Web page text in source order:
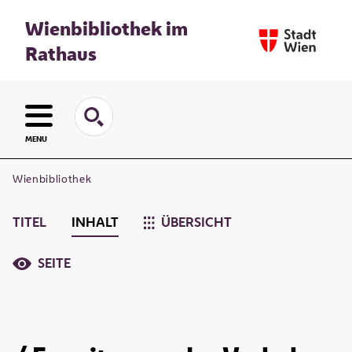
Wienbibliothek im
Rathaus
MENU
Wienbibliothek
TITEL INHALT ÜBERSICHT
SEITE